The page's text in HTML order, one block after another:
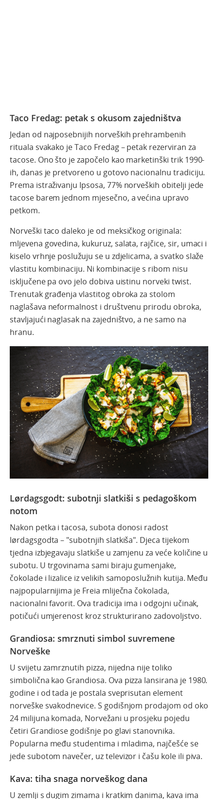
Taco Fredag: petak s okusom zajedništva
Jedan od najposebnijih norveških prehrambenih
rituala svakako je Taco Fredag – petak rezerviran za
tacose. Ono što je započelo kao marketinški trik 1990-
ih, danas je pretvoreno u gotovo nacionalnu tradiciju.
Prema istraživanju Ipsosa, 77% norveških obitelji jede
tacose barem jednom mjesečno, a većina upravo
petkom.
Norveški taco daleko je od meksičkog originala:
mljevena govedina, kukuruz, salata, rajčice, sir, umaci i
kiselo vrhnje poslužuju se u zdjelicama, a svatko slaže
vlastitu kombinaciju. Ni kombinacije s ribom nisu
isključene pa ovo jelo dobiva uistinu norveki twist.
Trenutak građenja vlastitog obroka za stolom
naglašava neformalnost i društvenu prirodu obroka,
stavljajući naglasak na zajedništvo, a ne samo na
hranu.
Lørdagsgodt: subotnji slatkiši s pedagoškom
notom
Nakon petka i tacosa, subota donosi radost
lørdagsgodta – "subotnjih slatkiša". Djeca tijekom
tjedna izbjegavaju slatkiše u zamjenu za veće količine u
subotu. U trgovinama sami biraju gumenjake,
čokolade i lizalice iz velikih samoposlužnih kutija. Među
najpopularnijima je Freia mliječna čokolada,
nacionalni favorit. Ova tradicija ima i odgojni učinak,
potičući umjerenost kroz strukturirano zadovoljstvo.
Grandiosa: smrznuti simbol suvremene
Norveške
U svijetu zamrznutih pizza, nijedna nije toliko
simbolična kao Grandiosa. Ova pizza lansirana je 1980.
godine i od tada je postala sveprisutan element
norveške svakodnevice. S godišnjom prodajom od oko
24 milijuna komada, Norvežani u prosjeku pojedu
četiri Grandiose godišnje po glavi stanovnika.
Popularna među studentima i mladima, najčešće se
jede subotom navečer, uz televizor i čašu kole ili piva.
Kava: tiha snaga norveškog dana
U zemlji s dugim zimama i kratkim danima, kava ima